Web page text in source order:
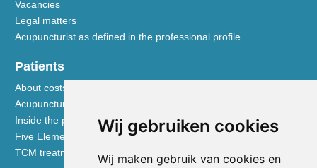
Wij gebruiken cookies
Wij maken gebruik van cookies en
Vacancies
Legal matters
Acupuncturist as defined in the professional profile
Patients
About costs and reimbursements
Acupuncture explained
Inside the practice
Five Element nutrition
TCM treatment disciplines